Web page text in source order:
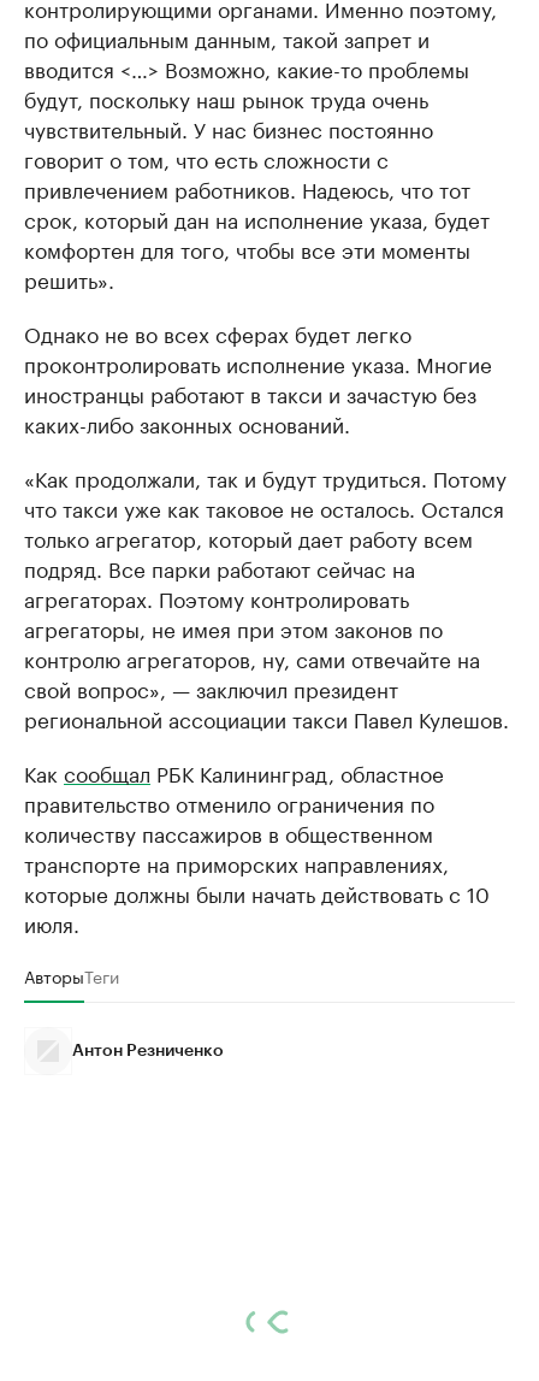
контролирующими органами. Именно поэтому,
по официальным данным, такой запрет и
вводится <…> Возможно, какие-то проблемы
будут, поскольку наш рынок труда очень
чувствительный. У нас бизнес постоянно
говорит о том, что есть сложности с
привлечением работников. Надеюсь, что тот
срок, который дан на исполнение указа, будет
комфортен для того, чтобы все эти моменты
решить».
Однако не во всех сферах будет легко
проконтролировать исполнение указа. Многие
иностранцы работают в такси и зачастую без
каких-либо законных оснований.
«Как продолжали, так и будут трудиться. Потому
что такси уже как таковое не осталось. Остался
только агрегатор, который дает работу всем
подряд. Все парки работают сейчас на
агрегаторах. Поэтому контролировать
агрегаторы, не имея при этом законов по
контролю агрегаторов, ну, сами отвечайте на
свой вопрос», — заключил президент
региональной ассоциации такси Павел Кулешов.
Как сообщал РБК Калининград, областное
правительство отменило ограничения по
количеству пассажиров в общественном
транспорте на приморских направлениях,
которые должны были начать действовать с 10
июля.
АвторыТеги
Антон Резниченко